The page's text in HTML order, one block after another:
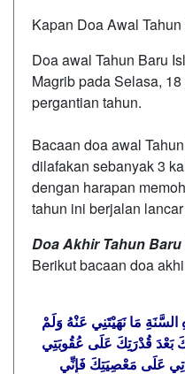
Kapan Doa Awal
Doa awal Tahun Baru
Magrib pada Selasa,
pergantian tahun.
Bacaan doa awal
dilafakan sebanyak 3
dengan harapan
tahun ini berjalan
Doa Akhir Tahun Baru
Berikut bacaan doa
مَا نَهَيْتَنِي عَنْهُ وَلَمْ
بَعْدَ قُدْرَتِكَ عَلَى عُقُوبَتِي
عَلَى مَعْصِيَتِكَ فَإِنِّي